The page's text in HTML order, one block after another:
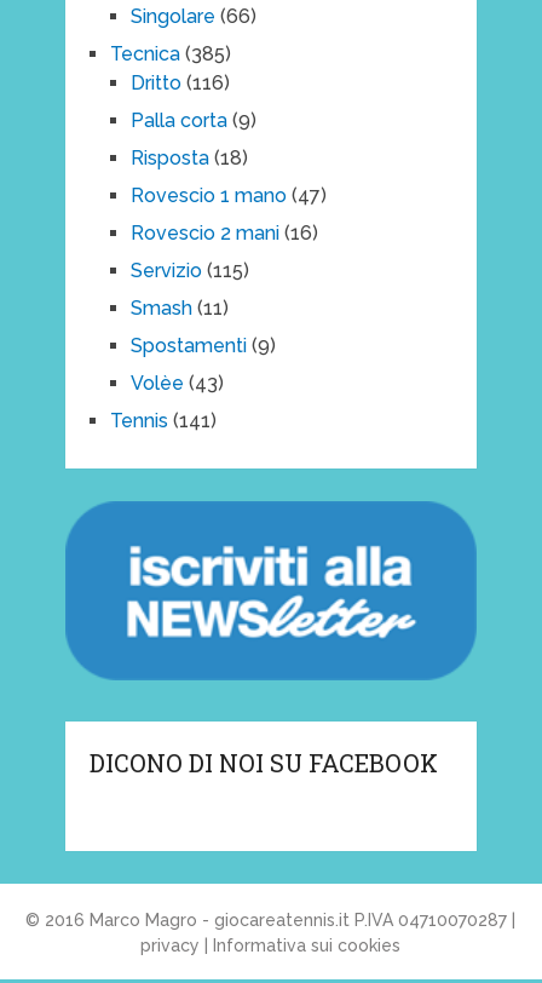
Singolare (66)
Tecnica(385)
Dritto(116)
Palla corta(9)
Risposta(18)
Rovescio 1 mano(47)
Rovescio 2 mani(16)
Servizio(115)
Smash(11)
Spostamenti(9)
Volèe (43)
Tennis (141)
DICONO DI NOI SU FACEBOOK
© 2016 Marco Magro - giocareatennis.it P.IVA 04710070287 |
privacy
Informativa sui cookies